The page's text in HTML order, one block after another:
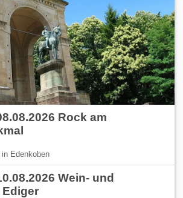
Rock am
Edenkoben
Wein- und
Ediger